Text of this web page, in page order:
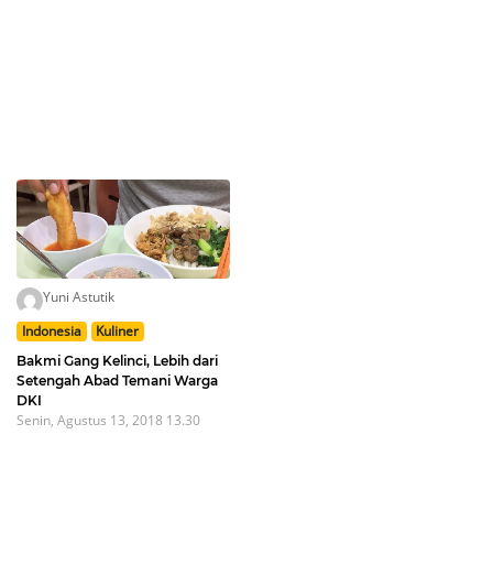
Yuni Astutik
Indonesia
Kuliner
Bakmi Gang Kelinci, Lebih dari
Setengah Abad Temani Warga
DKI
Senin, Agustus 13, 2018 13.30